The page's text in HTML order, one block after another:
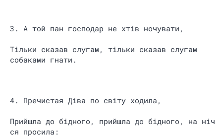
3. А той пан господар не хтів ночувати,
Тільки сказав слугам, тільки сказав слугам
собаками гнати.
4. Пречистая Діва по світу ходила,
Прийшла до бідного, прийшла до бідного, на ніч
ся просила: